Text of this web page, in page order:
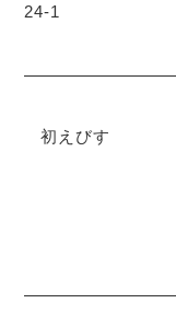
24-1
初えびす